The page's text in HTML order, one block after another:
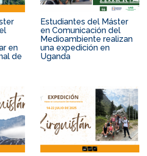
en
de
Estudiantes del Máster
en Comunicación del
Medioambiente realizan
una expedición en
Uganda